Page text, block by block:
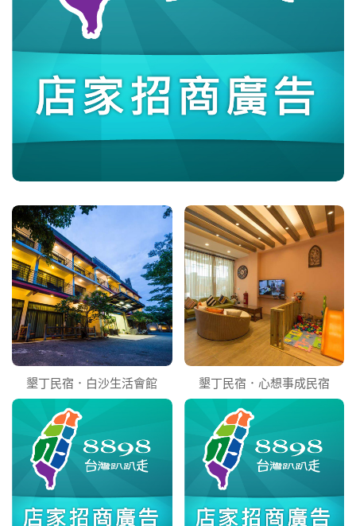
墾丁民宿．白沙生活會館 墾丁民宿．心想事成民宿